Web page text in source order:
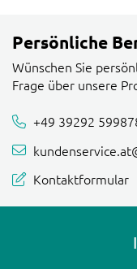
Persönliche
Wünschen Sie
Frage über unsere
+49 39292
Kontaktformular